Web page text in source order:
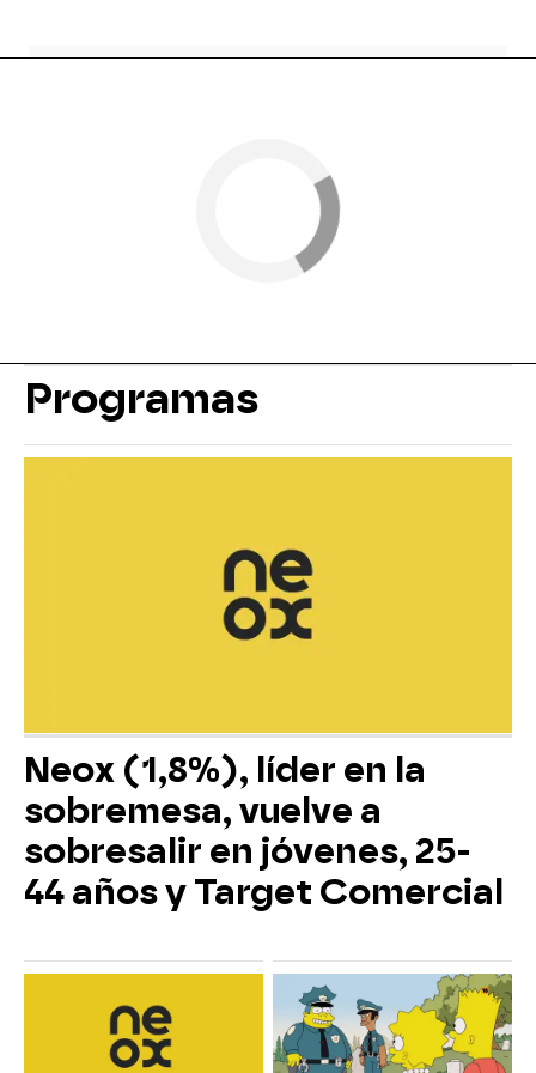
Programas
Neox (1,8%), líder en la
sobremesa, vuelve a
sobresalir en jóvenes, 25-
44 años y Target Comercial